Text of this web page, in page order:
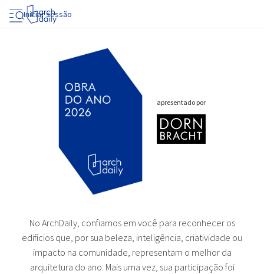
Iniciar sessão
apresentado por
No ArchDaily, confiamos em você para reconhecer os
edifícios que, por sua beleza, inteligência, criatividade ou
impacto na comunidade, representam o melhor da
arquitetura do ano. Mais uma vez, sua participação foi